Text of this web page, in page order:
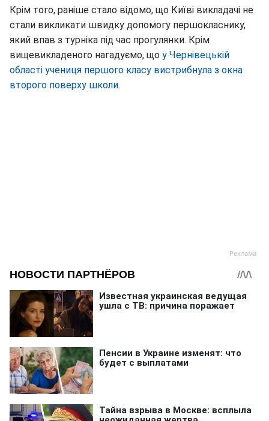
Крім того, раніше стало відомо, що Київі викладачі не
стали викликати швидку допомогу першокласнику,
який впав з турніка під час прогулянки. Крім
вищевикладеного нагадуємо, що у Чернівецькій
області учениця першого класу вистрибнула з окна
второго поверху школи.